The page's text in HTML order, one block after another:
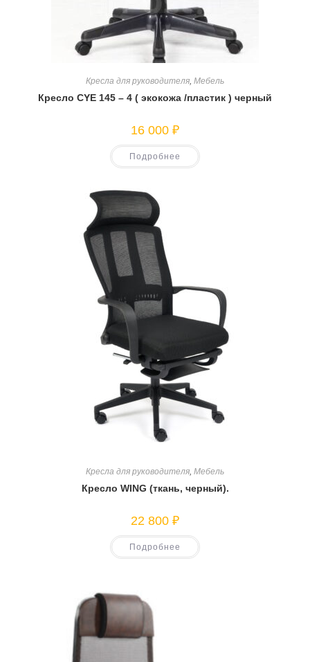
Кресла для руководителя Мебель
Кресло CYE 145 – 4 ( экокожа /пластик ) черный
16 000 ₽
Подробнее
Кресла для руководителя, Мебель
Кресло WING (ткань, черный).
22 800 ₽
Подробнее